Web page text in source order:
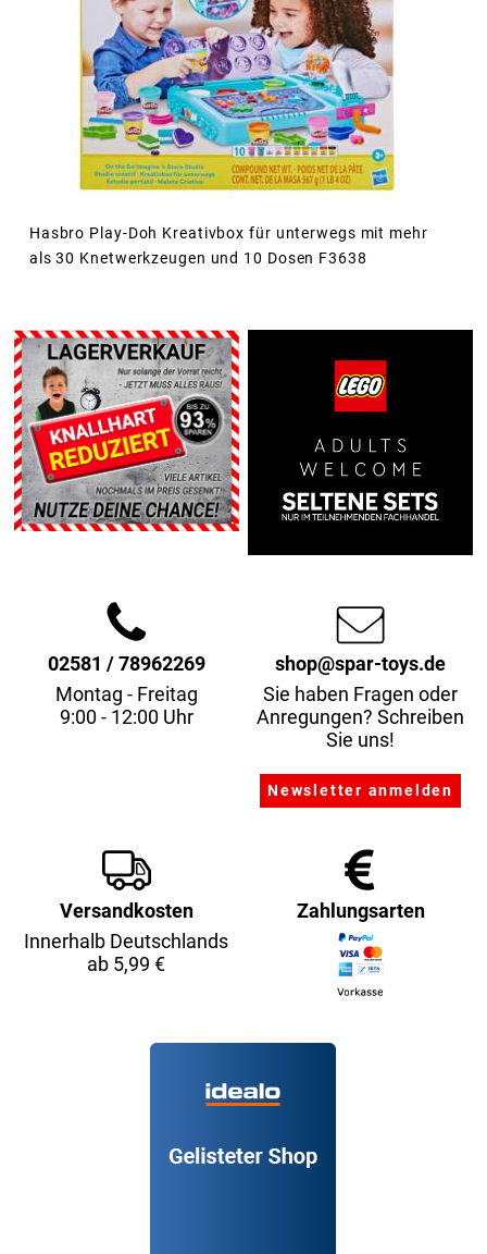
Hasbro Play-Doh Kreativbox für unterwegs mit mehr
als 30 Knetwerkzeugen und 10 Dosen F3638
02581 / 78962269
Montag - Freitag
9:00 - 12:00 Uhr
shop@spar-toys.de
Sie haben Fragen oder
Anregungen? Schreiben
Sie uns!
Versandkosten
Innerhalb Deutschlands
ab 5,99 €
Zahlungsarten